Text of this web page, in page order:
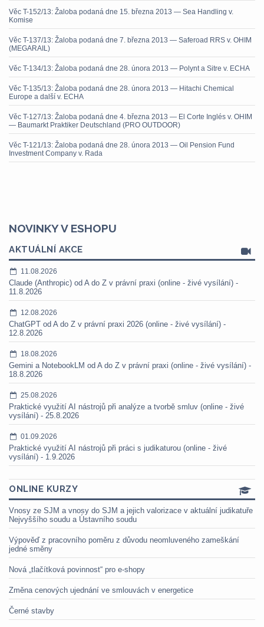
Věc T-152/13: Žaloba podaná dne 15. března 2013 — Sea Handling v.
Komise
Věc T-137/13: Žaloba podaná dne 7. března 2013 — Saferoad RRS v. OHIM
(MEGARAIL)
Věc T-134/13: Žaloba podaná dne 28. února 2013 — Polynt a Sitre v. ECHA
Věc T-135/13: Žaloba podaná dne 28. února 2013 — Hitachi Chemical
Europe a další v. ECHA
Věc T-127/13: Žaloba podaná dne 4. března 2013 — El Corte Inglés v. OHIM
— Baumarkt Praktiker Deutschland (PRO OUTDOOR)
Věc T-121/13: Žaloba podaná dne 28. února 2013 — Oil Pension Fund
Investment Company v. Rada
NOVINKY V ESHOPU
AKTUÁLNÍ AKCE
11.08.2026
Claude (Anthropic) od A do Z v právní praxi (online - živé vysílání) -
11.8.2026
12.08.2026
ChatGPT od A do Z v právní praxi 2026 (online - živé vysílání) -
12.8.2026
18.08.2026
Gemini a NotebookLM od A do Z v právní praxi (online - živé vysílání) -
18.8.2026
25.08.2026
Praktické využití AI nástrojů při analýze a tvorbě smluv (online - živé
vysílání) - 25.8.2026
01.09.2026
Praktické využití AI nástrojů při práci s judikaturou (online - živé
vysílání) - 1.9.2026
ONLINE KURZY
Vnosy ze SJM a vnosy do SJM a jejich valorizace v aktuální judikatuře
Nejvyššího soudu a Ústavního soudu
Výpověď z pracovního poměru z důvodu neomluveného zameškání
jedné směny
Nová „tlačítková povinnost“ pro e-shopy
Změna cenových ujednání ve smlouvách v energetice
Černé stavby